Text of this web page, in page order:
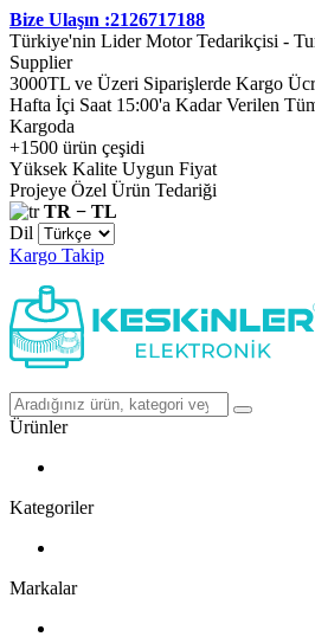
Bize Ulaşın :2126717188
Türkiye'nin Lider Motor Tedarikçisi -
Supplier
3000TL ve Üzeri Siparişlerde Kargo
Hafta İçi Saat 15:00'a Kadar Verilen
Kargoda
+1500 ürün çeşidi
Yüksek Kalite Uygun Fiyat
Projeye Özel Ürün Tedariği
TR − TL
Dil
Kargo Takip
Ürünler
Kategoriler
Markalar